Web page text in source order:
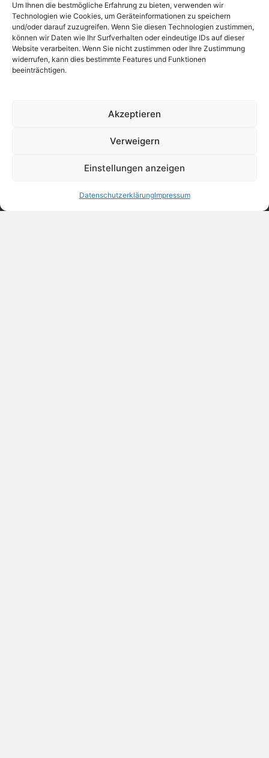
Um Ihnen die bestmögliche Erfahrung zu bieten, verwenden wir
Technologien wie Cookies, um Geräteinformationen zu speichern
und/oder darauf zuzugreifen. Wenn Sie diesen Technologien zustimmen,
können wir Daten wie Ihr Surfverhalten oder eindeutige IDs auf dieser
Website verarbeiten. Wenn Sie nicht zustimmen oder Ihre Zustimmung
widerrufen, kann dies bestimmte Features und Funktionen
beeinträchtigen.
Akzeptieren
Verweigern
Einstellungen anzeigen
DatenschutzerklärungImpressum